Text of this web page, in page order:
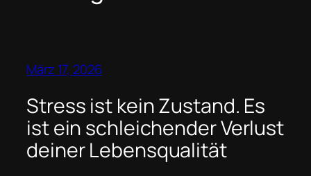
März 17, 2026
Stress ist kein Zustand. Es
ist ein schleichender Verlust
deiner Lebensqualität